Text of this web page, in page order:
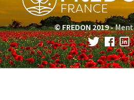
© FREDON 2019 -